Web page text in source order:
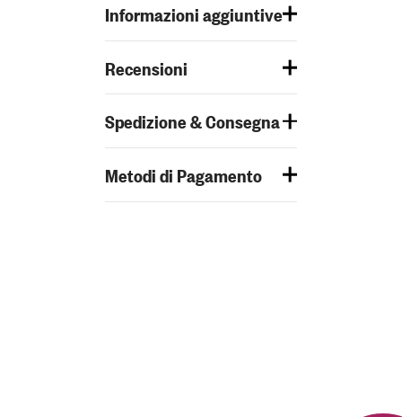
Informazioni aggiuntive
Recensioni
Spedizione & Consegna
Metodi di Pagamento